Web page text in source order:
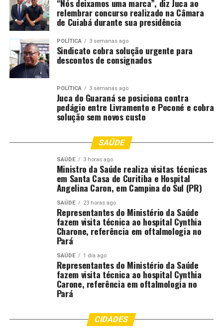
“Nós deixamos uma marca”, diz Juca ao
relembrar concurso realizado na Câmara
de Cuiabá durante sua presidência
POLÍTICA 3 semanas ago
Sindicato cobra solução urgente para
descontos de consignados
POLÍTICA 3 semanas ago
Juca do Guaraná se posiciona contra
pedágio entre Livramento e Poconé e cobra
solução sem novos custo
SAÚDE
SAÚDE 3 horas ago
Ministro da Saúde realiza visitas técnicas
em Santa Casa de Curitiba e Hospital
Angelina Caron, em Campina do Sul (PR)
SAÚDE 23 horas ago
Representantes do Ministério da Saúde
fazem visita técnica ao hospital Cynthia
Charone, referência em oftalmologia no
Pará
SAÚDE 1 dia ago
Representantes do Ministério da Saúde
fazem visita técnica ao hospital Cynthia
Carone, referência em oftalmologia no
Pará
CIDADES